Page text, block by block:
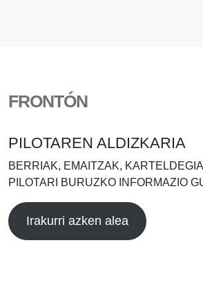
FRONTÓN
PILOTAREN ALDIZKARIA
BERRIAK, EMAITZAK,
PILOTARI BURUZKO INFORMAZIO
Irakurri azken alea